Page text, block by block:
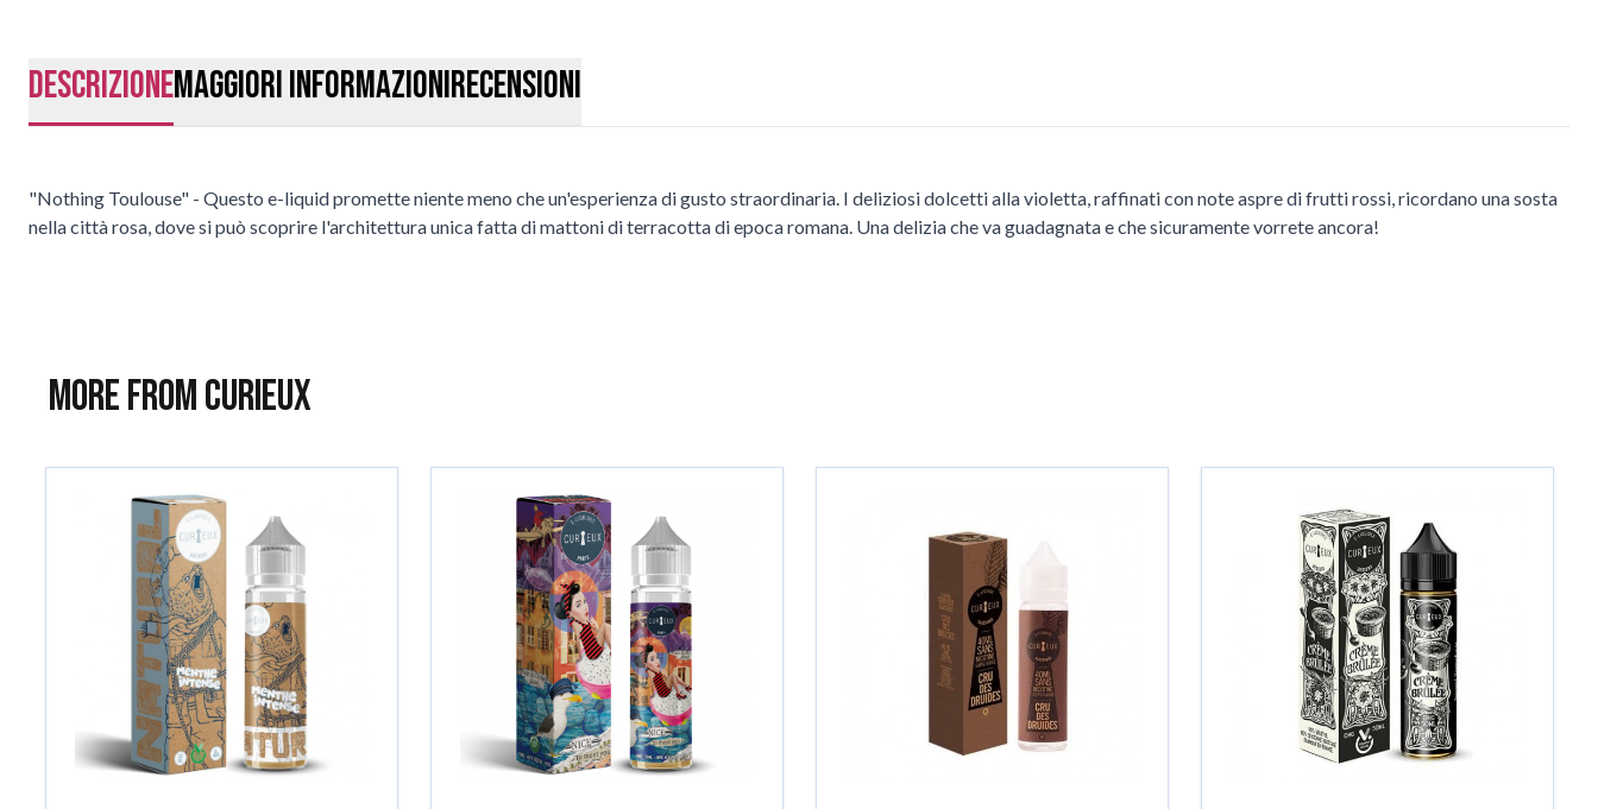
DescrizioneMaggiori InformazioniRecensioni
"Nothing Toulouse" - Questo e-liquid promette niente meno che un'esperienza di gusto straordinaria. I deliziosi dolcetti alla violetta, raffinati con note aspre di frutti rossi, ricordano una sosta
nella città rosa, dove si può scoprire l'architettura unica fatta di mattoni di terracotta di epoca romana. Una delizia che va guadagnata e che sicuramente vorrete ancora!
More from Curieux